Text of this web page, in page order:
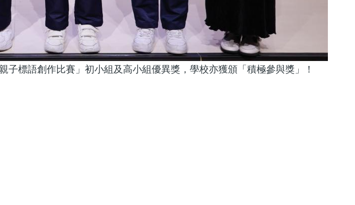
標語創作比賽」初小組及高小組優異獎，學校亦獲頒「積極參與獎」！